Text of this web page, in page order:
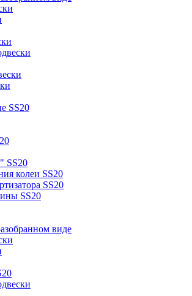
SS20
SS20
колеи SS20
SS20
SS20
виде